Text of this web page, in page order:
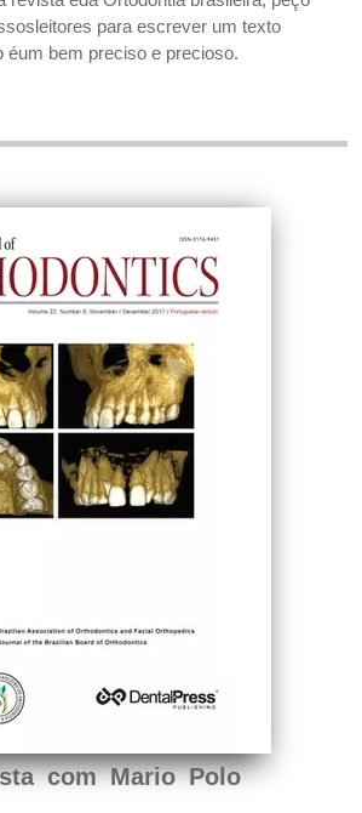
para escrever um texto
éum bem preciso e precioso.
com Mario Polo